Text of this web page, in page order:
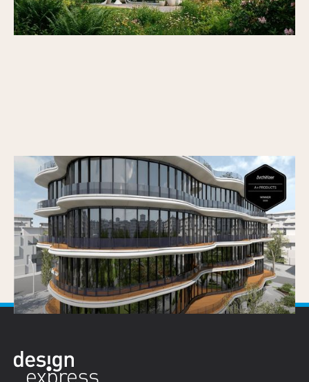
Vectorworks Architectuur 2026 wint
Architizer A+Product Popular Choice Award
Gepubliceerd op25/6/2026